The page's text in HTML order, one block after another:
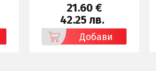
21.60 €
42.25 лв.
Добави